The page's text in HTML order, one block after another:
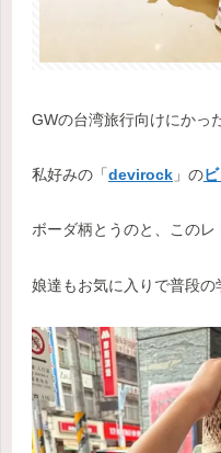
GWの台湾旅行向けにかっ
私好みの「devirock 」の
ボーダ柄とうのと、このレ
娘達もお気に入りで普段の